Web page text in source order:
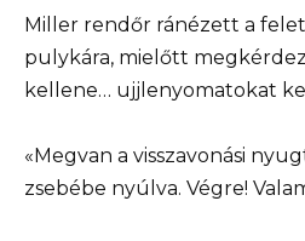
Miller rendőr ránézett a
pulykára, mielőtt
kellene… ujjlenyomatokat
«Megvan a visszavonási
zsebébe nyúlva. Végre!